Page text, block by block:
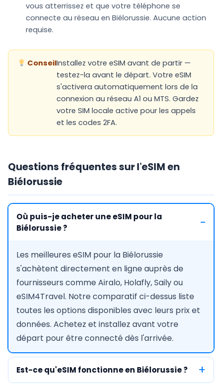
vous atterrissez et que votre téléphone se
connecte au réseau en Biélorussie. Aucune action
requise.
ConseilInstallez votre eSIM avant de partir —
testez-la avant le départ. Votre eSIM
s'activera automatiquement lors de la
connexion au réseau A1 ou MTS. Gardez
votre SIM locale active pour les appels
et les codes 2FA.
Questions fréquentes sur l'eSIM en
Biélorussie
Où puis-je acheter une eSIM pour la
Biélorussie ?
Les meilleures eSIM pour la Biélorussie
s'achètent directement en ligne auprès de
fournisseurs comme Airalo, Holafly, Saily ou
eSIM4Travel. Notre comparatif ci-dessus liste
toutes les options disponibles avec leurs prix et
données. Achetez et installez avant votre
départ pour être connecté dès l'arrivée.
Est-ce qu'eSIM fonctionne en Biélorussie ?